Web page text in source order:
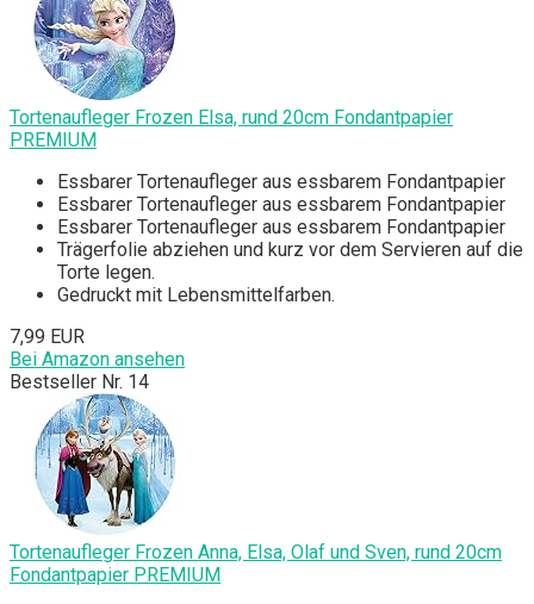
Tortenaufleger Frozen Elsa, rund 20cm Fondantpapier
PREMIUM
Essbarer Tortenaufleger aus essbarem Fondantpapier
Essbarer Tortenaufleger aus essbarem Fondantpapier
Essbarer Tortenaufleger aus essbarem Fondantpapier
Trägerfolie abziehen und kurz vor dem Servieren auf die
Torte legen.
Gedruckt mit Lebensmittelfarben.
7,99 EUR
Bei Amazon ansehen
Bestseller Nr. 14
Tortenaufleger Frozen Anna, Elsa, Olaf und Sven, rund 20cm
Fondantpapier PREMIUM